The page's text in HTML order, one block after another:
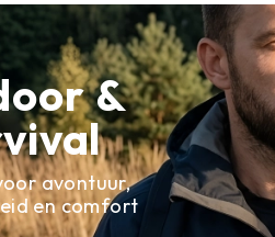
&
avontuur,
en comfort